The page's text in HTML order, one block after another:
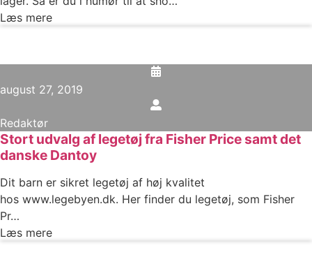
Læs mere
august 27, 2019
Redaktør
Stort udvalg af legetøj fra Fisher Price samt det
danske Dantoy
Dit barn er sikret legetøj af høj kvalitet
hos www.legebyen.dk. Her finder du legetøj, som Fisher
Pr…
Læs mere